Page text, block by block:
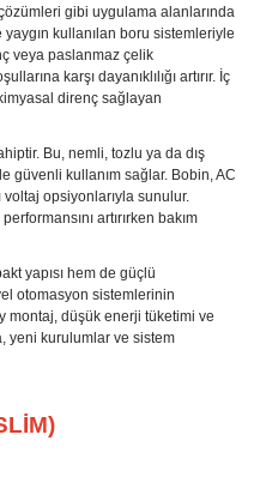
gibi uygulama alanlarında
kullanılan boru sistemleriyle
veya paslanmaz çelik
karşı dayanıklılığı artırır. İç
direnç sağlayan
Bu, nemli, tozlu ya da dış
güvenli kullanım sağlar. Bobin, AC
opsiyonlarıyla sunulur.
artırırken bakım
yapısı hem de güçlü
otomasyon sistemlerinin
montaj, düşük enerji tüketimi ve
yeni kurulumlar ve sistem